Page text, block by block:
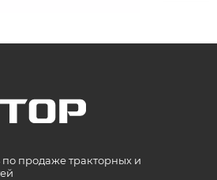
продаже тракторных и